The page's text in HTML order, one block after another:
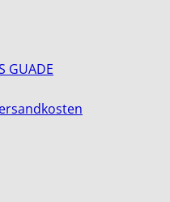
GUADE